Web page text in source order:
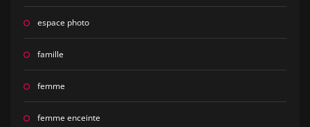
espace photo
famille
femme
femme enceinte